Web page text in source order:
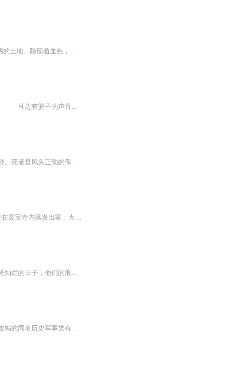
日更5集，不定期爆更！订阅可以收到更新提醒哦~ 【内容简介】 时空交错中，南郊这片广阔的土地。隐现着血色，像被魔咒笼罩着！ 德茂庄，东营房，南苑机场…… 你们没有变，你们见证着南郊的变迁，你们目睹着人事的生死沧桑，18年转瞬而过，那个时代也...
迷糊之间，我好像看到一顶花轿进了老宅，轿夫垂头看不到脸，脚不沾地冲入那团迷雾当中。 耳边有婆子的声音：礼成，送入洞.房—— 紧接着便是衣服悉索声，我又一次梦到被那人捆在花轿里，我想要推开压在身上的重量，却四肢绵软，犹如砧板上的肉。坠入...
百年师大尘封着历届学子讳莫如深的校园秘闻，一场雨夜的离奇坠楼案，打破了象牙塔的平静。死者是风头正劲的保研生，现场无挣扎痕迹，却留下一枚刻着神秘符号的旧校徽，与十年前一桩悬而未决的学姐失踪案高度重合。刑侦队长深入校园调查，走访的师生各怀心...
洛阳，阴兵借道；公元649年，天可汗驾崩含风殿，战神病故于卧榻上。 一代女皇在灵宝寺内落发出家；大唐神探步入国子监求学。 一个属于未来的灵魂，来到了长安城。贞观盛世下，有魑魅魍魉藏于黑暗之中。煌煌都城之中...
残酷混乱的青春回首：没有炮火的年代，一代人的青春挥洒在武斗与呐喊声中，这是他们阳光灿烂的日子，他们的浪漫在血色昏黄中弥漫成昨日的记忆。钟跃民、袁军、张海洋、李奎勇…… 混乱而血腥的京城，他们从属于不同的派别，他们可以为了一句话而杀人，...
【内容简介】本书是根据中国作协委员、军旅作家李西岳创作的电视文学剧本《血色长城》改编的同名历史军事类有声书，为听众展现了一幅英雄画卷。【作者/主播简介】作者：李西岳，中国作家协会第九届全国委员会委员。北京军区政治部文艺创作室主任，一级作家...